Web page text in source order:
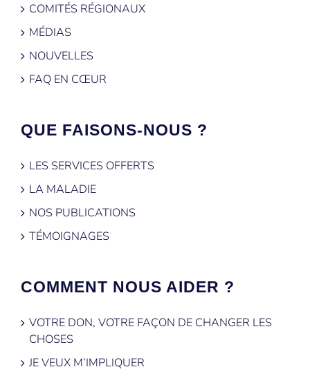
COMITÉS RÉGIONAUX
MÉDIAS
NOUVELLES
FAQ EN CŒUR
QUE FAISONS-NOUS ?
LES SERVICES OFFERTS
LA MALADIE
NOS PUBLICATIONS
TÉMOIGNAGES
COMMENT NOUS AIDER ?
VOTRE DON, VOTRE FAÇON DE CHANGER LES
CHOSES
JE VEUX M’IMPLIQUER